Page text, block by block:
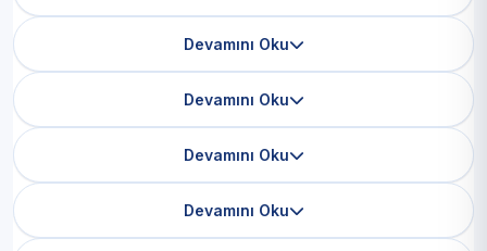
Devamını Oku
Devamını Oku
Devamını Oku
Devamını Oku